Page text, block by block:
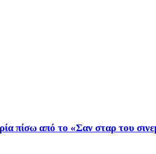
πίσω από το «Σαν σταρ του